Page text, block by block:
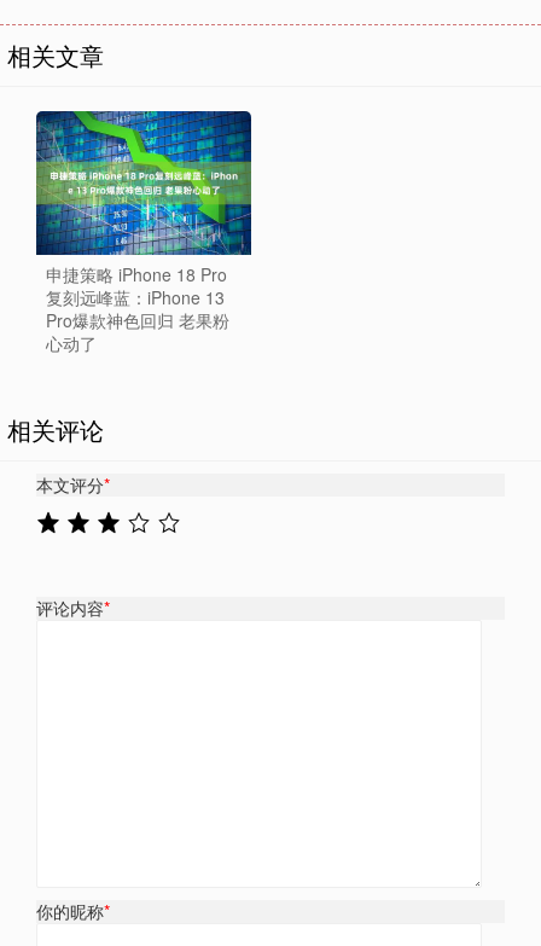
相关文章
申捷策略 iPhone 18 Pro
复刻远峰蓝：iPhone 13
Pro爆款神色回归 老果粉
心动了
相关评论
本文评分*
评论内容*
你的昵称*